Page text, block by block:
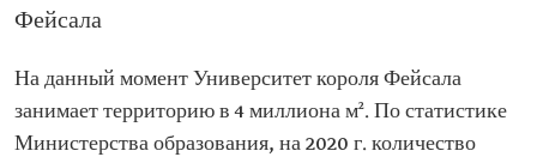
Фейсала
На данный момент Университет короля Фейсала
занимает территорию в 4 миллиона м². По статистике
Министерства образования, на 2020 г. количество